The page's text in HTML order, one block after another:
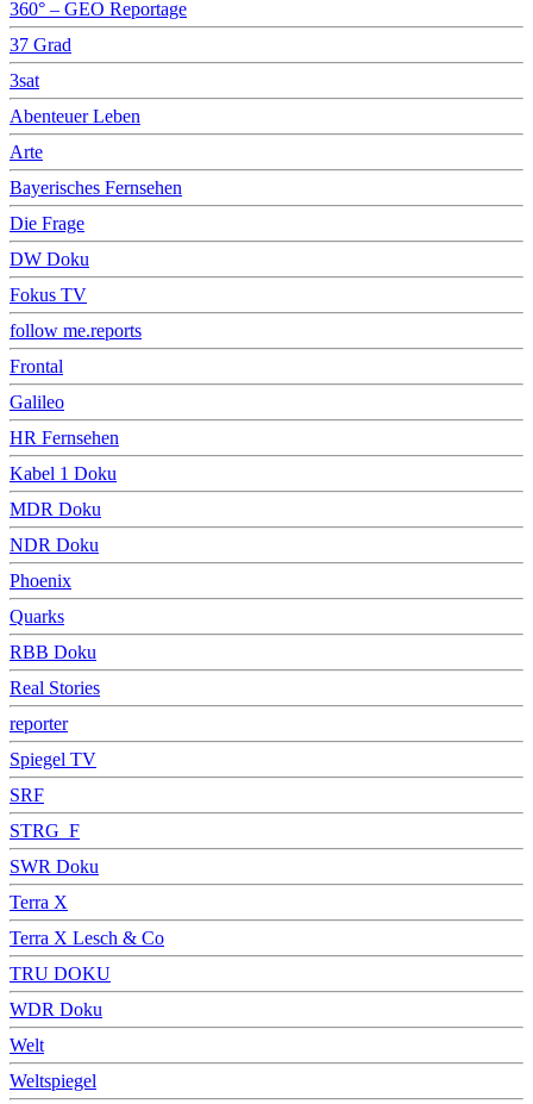
360° – GEO Reportage
37 Grad
3sat
Abenteuer Leben
Arte
Bayerisches Fernsehen
Die Frage
DW Doku
Fokus TV
follow me.reports
Frontal
Galileo
HR Fernsehen
Kabel 1 Doku
MDR Doku
NDR Doku
Phoenix
Quarks
RBB Doku
Real Stories
reporter
Spiegel TV
SRF
STRG_F
SWR Doku
Terra X
Terra X Lesch & Co
TRU DOKU
WDR Doku
Welt
Weltspiegel